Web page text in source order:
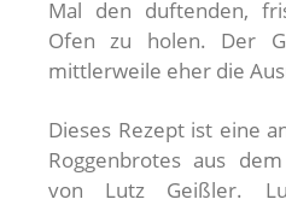
Mal den duftenden,
Ofen zu holen. Der
mittlerweile eher die
Dieses Rezept ist eine
Roggenbrotes aus dem
von Lutz Geißler.